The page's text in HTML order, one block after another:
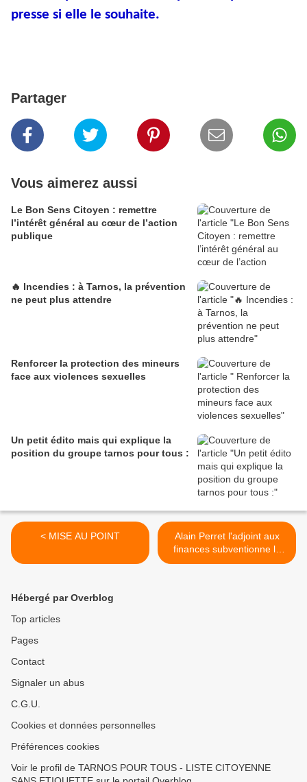
presse si elle le souhaite.
Partager
Vous aimerez aussi
Le Bon Sens Citoyen : remettre
l’intérêt général au cœur de l’action
publique
🔥 Incendies : à Tarnos, la prévention
ne peut plus attendre
Renforcer la protection des mineurs
face aux violences sexuelles
Un petit édito mais qui explique la
position du groupe tarnos pour tous :
< MISE AU POINT
Alain Perret l'adjoint aux
finances subventionne le
FJT mais refuse de
Hébergé par Overblog
Top articles
Pages
Contact
Signaler un abus
C.G.U.
Cookies et données personnelles
Préférences cookies
Voir le profil de TARNOS POUR TOUS - LISTE CITOYENNE